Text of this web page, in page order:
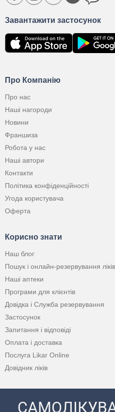
Про Компанію
Про нас
Наші нагороди
Новини
Франшиза
Робота у нас
Наші автори
Контакти
Політика конфіденційності
Угода користувача
Оферта
Корисно знати
Наш блог
Пошук і онлайн-резервування ліків
Наші аптеки
Програми для клієнтів
Довідка і Служба резервування
Застосунок
Запитання і відповіді
Оплата і доставка
Послуга Likar Online
Довідник ліків
Завантажити застосунок